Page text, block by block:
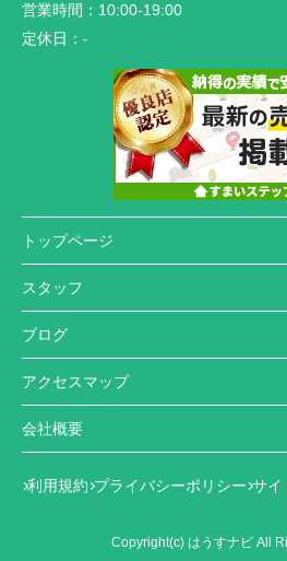
営業時間： 10:00-19:00
定休日： -
トップページ
スタッフ
ブログ
アクセスマップ
会社概要
利用規約 プライバシーポリシー サイ
Copyright(c) はうすナビ All